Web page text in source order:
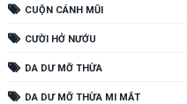
CUỘN CÁNH MŨI
CƯỜI HỞ NƯỚU
DA DƯ MỠ THỪA
DA DƯ MỠ THỪA MI MẮT